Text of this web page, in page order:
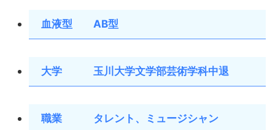
血液型 AB型
大学 玉川大学文学部芸術学科中退
職業 タレント、ミュージシャン